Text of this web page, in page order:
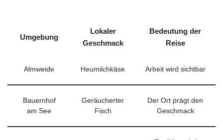
Umgebung
Lokaler
Geschmack
Bedeutung der
Reise
Almweide Heumilchkäse Arbeit wird sichtbar
Bauernhof
am See
Geräucherter
Fisch
Der Ort prägt den
Geschmack